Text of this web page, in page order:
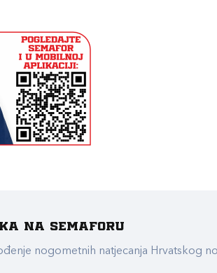
na Semaforu
nogometnih natjecanja Hrvatskog